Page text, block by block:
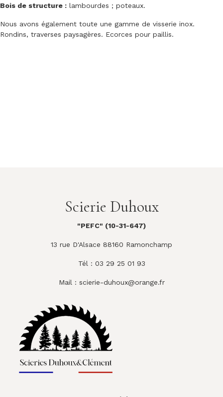
Bois de structure : lambourdes ; poteaux.
Nous avons également toute une gamme de visserie inox.
Rondins, traverses paysagères. Ecorces pour paillis.
Scierie Duhoux
"PEFC" (10-31-647)
13 rue D'Alsace 88160 Ramonchamp
Tél : 03 29 25 01 93
Mail : scierie-duhoux@orange.fr